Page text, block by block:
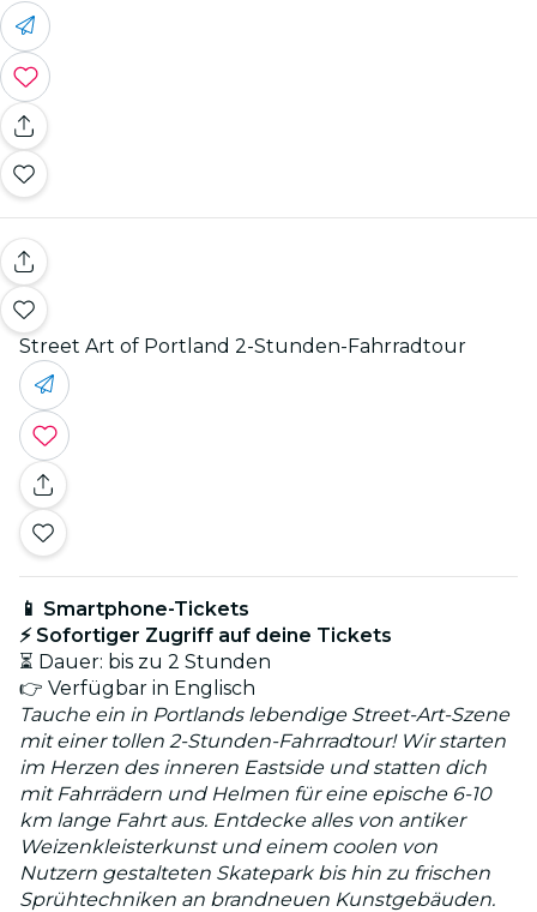
Street Art of Portland 2-Stunden-Fahrradtour
📱 Smartphone-Tickets
⚡ Sofortiger Zugriff auf deine Tickets
⏳ Dauer: bis zu 2 Stunden
👉 Verfügbar in Englisch
Tauche ein in Portlands lebendige Street-Art-Szene
mit einer tollen 2-Stunden-Fahrradtour! Wir starten
im Herzen des inneren Eastside und statten dich
mit Fahrrädern und Helmen für eine epische 6-10
km lange Fahrt aus. Entdecke alles von antiker
Weizenkleisterkunst und einem coolen von
Nutzern gestalteten Skatepark bis hin zu frischen
Sprühtechniken an brandneuen Kunstgebäuden.